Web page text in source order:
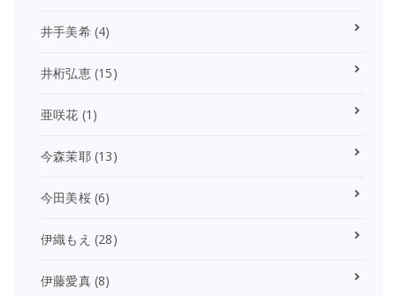
井手美希(4)
井桁弘恵(15)
亜咲花 (1)
今森茉耶(13)
今田美桜(6)
伊織もえ (28)
伊藤愛真(8)